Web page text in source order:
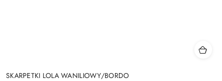
SKARPETKI LOLA WANILIOWY/BORDO